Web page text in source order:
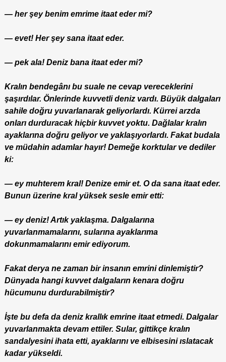
— her şey benim emrime itaat eder mi?
— evet! Her şey sana itaat eder.
— pek ala! Deniz bana itaat eder mi?
Kralın bendegânı bu suale ne cevap vereceklerini
şaşırdılar. Önlerinde kuvvetli deniz vardı. Büyük dalgaları
sahile doğru yuvarlanarak geliyorlardı. Kürrei arzda
onları durduracak hiçbir kuvvet yoktu. Dağlalar kralın
ayaklarına doğru geliyor ve yaklaşıyorlardı. Fakat budala
ve müdahin adamlar hayır! Demeğe korktular ve dediler
ki:
— ey muhterem kral! Denize emir et. O da sana itaat eder.
Bunun üzerine kral yüksek sesle emir etti:
— ey deniz! Artık yaklaşma. Dalgalarına
yuvarlanmamalarını, sularına ayaklarıma
dokunmamalarını emir ediyorum.
Fakat derya ne zaman bir insanın emrini dinlemiştir?
Dünyada hangi kuvvet dalgaların kenara doğru
hücumunu durdurabilmiştir?
İşte bu defa da deniz krallık emrine itaat etmedi. Dalgalar
yuvarlanmakta devam ettiler. Sular, gittikçe kralın
sandalyesini ihata etti, ayaklarını ve elbisesini ıslatacak
kadar yükseldi.